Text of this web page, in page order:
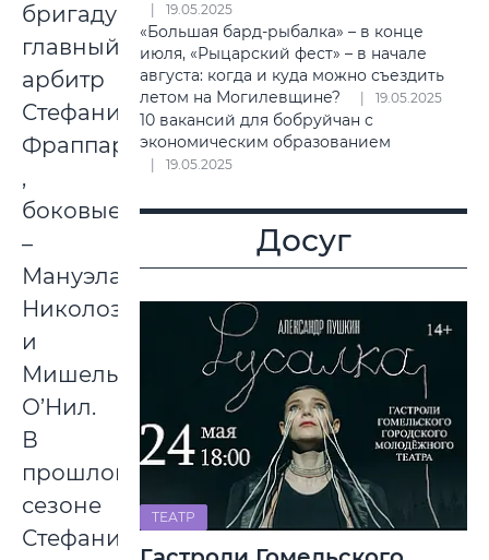
бригаду:
главный
арбитр
Стефани
Фраппар
,
боковые
–
Мануэла
Николози
и
Мишель
О’Нил.
В
прошлом
сезоне
Стефани
19.05.2025
«Большая бард-рыбалка» – в конце
июля, «Рыцарский фест» – в начале
августа: когда и куда можно съездить
летом на Могилевщине?
19.05.2025
10 вакансий для бобруйчан с
экономическим образованием
19.05.2025
Досуг
ТЕАТР